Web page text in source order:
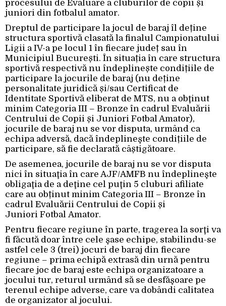
procesului de Evaluare a cluburilor de copii și
juniori din fotbalul amator.
Dreptul de participare la jocul de baraj îl deține
structura sportivă clasată la finalul Campionatului
Ligii a IV-a pe locul 1 în fiecare județ sau în
Municipiul București. În situația în care structura
sportivă respectivă nu îndeplinește condițiile de
participare la jocurile de baraj (nu deține
personalitate juridică și/sau Certificat de
Identitate Sportivă eliberat de MTS, nu a obţinut
minim Categoria III – Bronze în cadrul Evaluării
Centrului de Copii și Juniori Fotbal Amator),
jocurile de baraj nu se vor disputa, urmând ca
echipa adversă, dacă îndeplineşte condițiile de
participare, să fie declarată câștigătoare.
De asemenea, jocurile de baraj nu se vor disputa
nici în situaţia în care AJF/AMFB nu îndeplineşte
obligaţia de a deţine cel puţin 5 cluburi afiliate
care au obținut minim Categoria III – Bronze în
cadrul Evaluării Centrului de Copii și
Juniori Fotbal Amator.
Pentru fiecare regiune în parte, tragerea la sorţi va
fi făcută doar între cele şase echipe, stabilindu-se
astfel cele 3 (trei) jocuri de baraj din fiecare
regiune – prima echipă extrasă din urnă pentru
fiecare joc de baraj este echipa organizatoare a
jocului tur, returul urmând să se desfăşoare pe
terenul echipe adverse, care va dobândi calitatea
de organizator al jocului.